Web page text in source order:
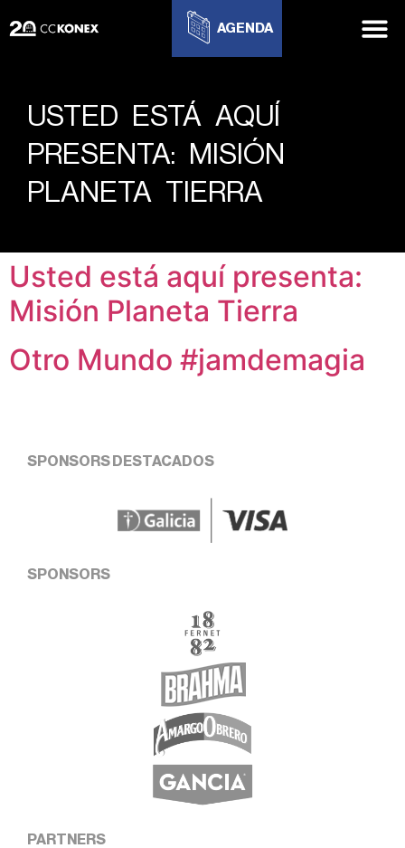
AGENDA
USTED ESTÁ AQUÍ
PRESENTA: MISIÓN
PLANETA TIERRA
Usted está aquí presenta:
Misión Planeta Tierra
Otro Mundo #jamdemagia
SPONSORS DESTACADOS
SPONSORS
PARTNERS